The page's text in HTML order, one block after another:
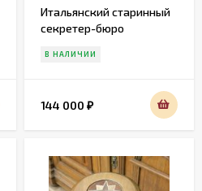
Итальянский старинный
секретер-бюро
В НАЛИЧИИ
144 000 ₽